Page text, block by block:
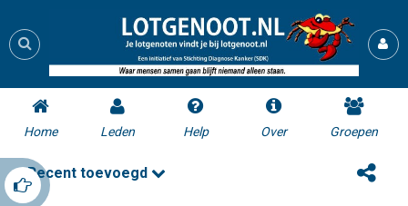
Home Leden Help Over Groepen
Recent toevoegd